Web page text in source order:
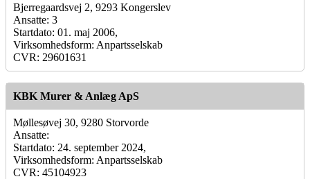
Bjerregaardsvej 2, 9293 Kongerslev
Ansatte: 3
Startdato: 01. maj 2006,
Virksomhedsform: Anpartsselskab
CVR: 29601631
KBK Murer & Anlæg ApS
Møllesøvej 30, 9280 Storvorde
Ansatte:
Startdato: 24. september 2024,
Virksomhedsform: Anpartsselskab
CVR: 45104923